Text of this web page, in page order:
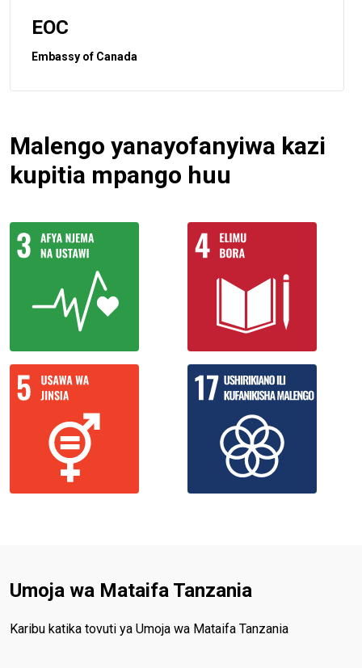
EOC
Embassy of Canada
Malengo yanayofanyiwa kazi
kupitia mpango huu
Umoja wa Mataifa Tanzania
Karibu katika tovuti ya Umoja wa Mataifa Tanzania